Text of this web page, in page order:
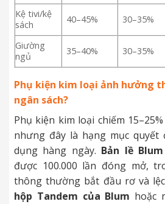
Kệ tivi/kệ
sách
40–45% 30–35%
Giường
ngủ
35–40% 30–35%
Phụ kiện kim loại ảnh hưởng
ngân sách?
Phụ kiện kim loại chiếm
nhưng đây là hạng mục
dụng hàng ngày. Bản lề
được 100.000 lần đóng mở,
thông thường bắt đầu rơ và
hộp Tandem của Blum hoặc